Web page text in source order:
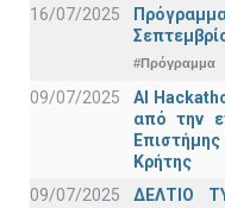
16/07/2025
#Πρόγραμμα
09/07/2025
AI
από την
Κρήτης
09/07/2025
ΔΕΛΤΙΟ